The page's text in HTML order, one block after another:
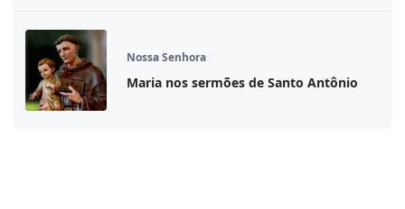
Nossa Senhora
Maria nos sermões de Santo Antônio